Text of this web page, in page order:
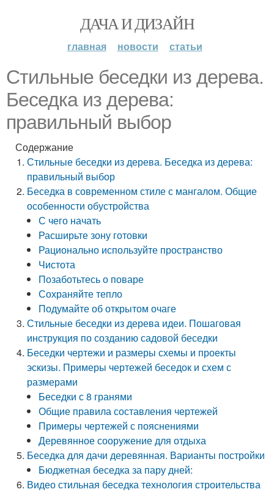
ДАЧА И ДИЗАЙН
главная новости статьи
Стильные беседки из дерева.
Беседка из дерева:
правильный выбор
Содержание
Стильные беседки из дерева. Беседка из дерева:
правильный выбор
Беседка в современном стиле с мангалом. Общие
особенности обустройства
С чего начать
Расширьте зону готовки
Рационально используйте пространство
Чистота
Позаботьтесь о поваре
Сохраняйте тепло
Подумайте об открытом очаге
Стильные беседки из дерева идеи. Пошаговая
инструкция по созданию садовой беседки
Беседки чертежи и размеры схемы и проекты
эскизы. Примеры чертежей беседок и схем с
размерами
Беседки с 8 гранями
Общие правила составления чертежей
Примеры чертежей с пояснениями
Деревянное сооружение для отдыха
Беседка для дачи деревянная. Варианты постройки
Бюджетная беседка за пару дней:
Видео стильная беседка технология строительства